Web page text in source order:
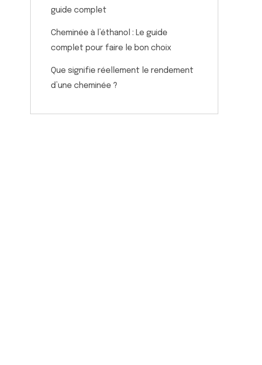
guide complet
Cheminée à l’éthanol : Le guide
complet pour faire le bon choix
Que signifie réellement le rendement
d’une cheminée ?